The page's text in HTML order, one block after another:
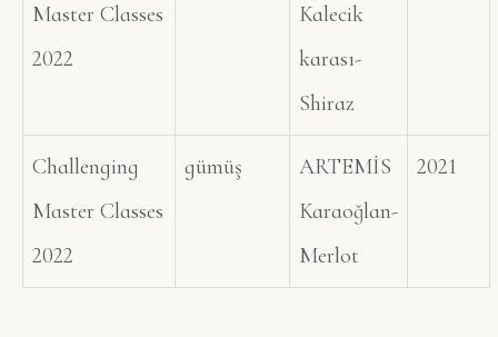
Master Classes
2022
Kalecik
karası-
Shiraz
Challenging
Master Classes
2022
gümüş
ARTEMİS
Karaoğlan-
Merlot
2021